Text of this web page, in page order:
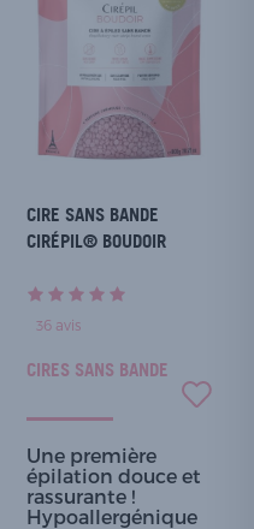
CIRE SANS BANDE
CIRÉPIL® BOUDOIR
36 avis
CIRES SANS BANDE
Une première
épilation douce et
rassurante !
Hypoallergénique